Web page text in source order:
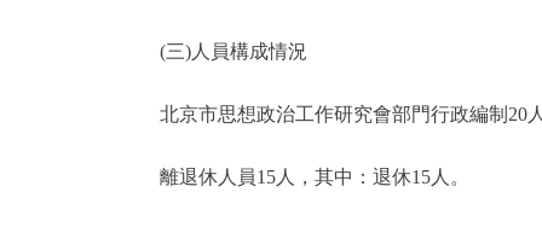
(三)人員構成情況
北京市思想政治工作研究會部門行政編制20
離退休人員15人，其中：退休15人。